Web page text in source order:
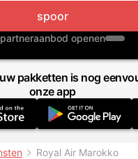
spoor
openen
pakketten is nog
onze app
Royal Air Marokko